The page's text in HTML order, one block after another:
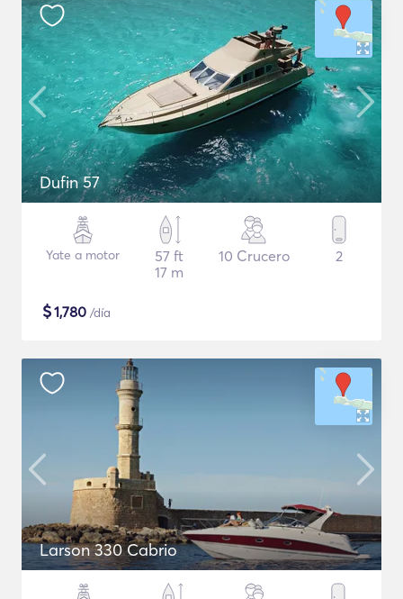
Dufin 57
Yate a motor
57 ft
17 m
10 Crucero 2
$1,780 /día
Larson 330 Cabrio